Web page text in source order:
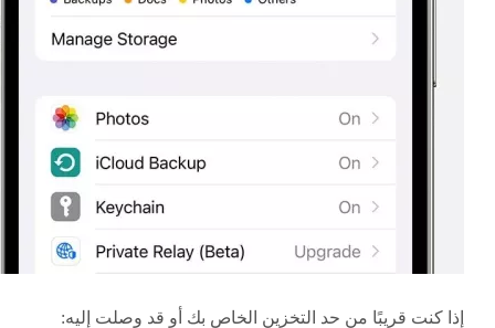
إذا كنت قريبًا من حد التخزين الخاص بك أو قد وصلت إليه: